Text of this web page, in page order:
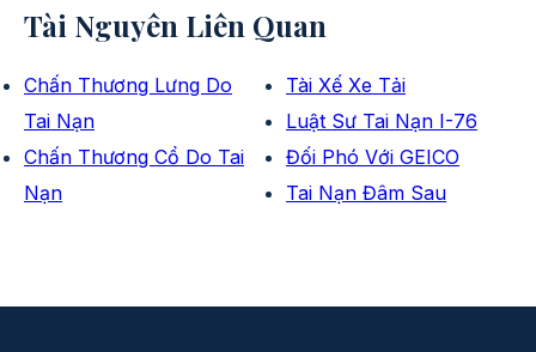
Tài Nguyên Liên Quan
Chấn Thương Lưng Do
Tai Nạn
Chấn Thương Cổ Do Tai
Nạn
Tài Xế Xe Tải
Luật Sư Tai Nạn I-76
Đối Phó Với GEICO
Tai Nạn Đâm Sau